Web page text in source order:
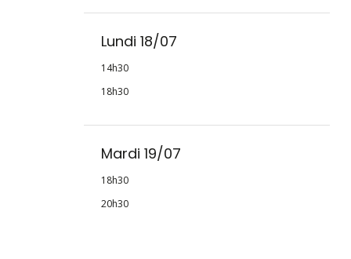
Lundi 18/07
14h30
18h30
Mardi 19/07
18h30
20h30